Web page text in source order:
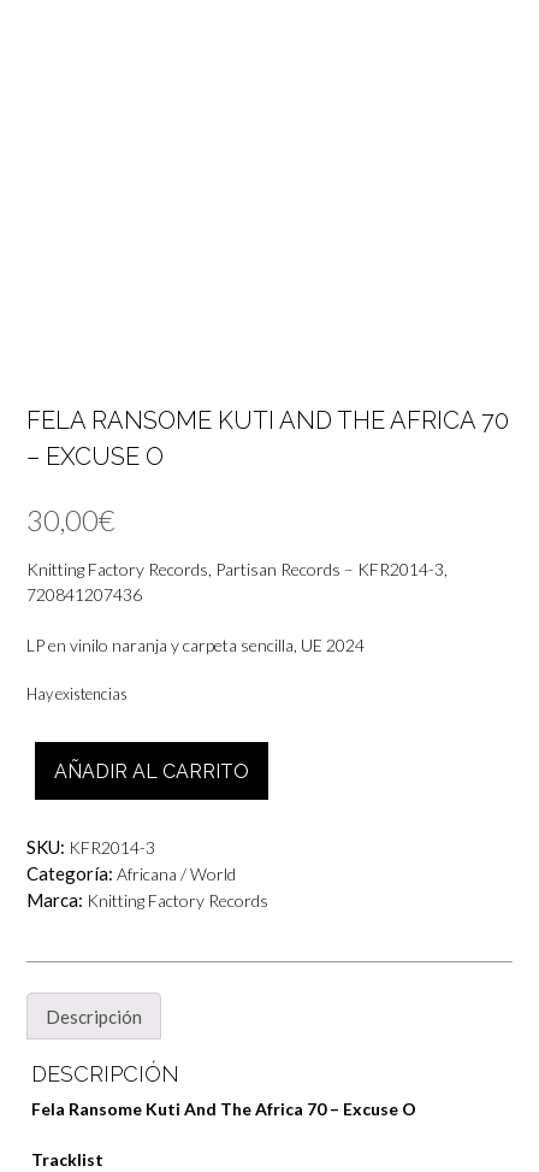
FELA RANSOME KUTI AND THE AFRICA 70
– EXCUSE O
30,00€
Knitting Factory Records, Partisan Records – KFR2014-3,
720841207436
LP en vinilo naranja y carpeta sencilla, UE 2024
Hay existencias
Ransome
Kuti
The
Africa
70
cantidad
AÑADIR AL CARRITO
SKU: KFR2014-3
Categoría: Africana / World
Marca: Knitting Factory Records
Descripción
DESCRIPCIÓN
Fela Ransome Kuti And The Africa 70 – Excuse O
Tracklist